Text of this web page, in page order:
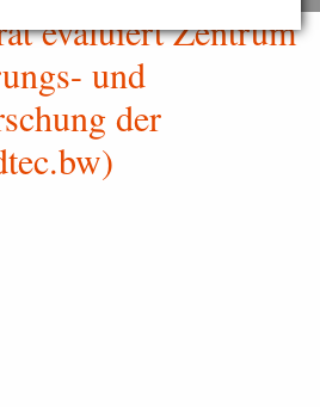
evaluiert Zentrum
und
der